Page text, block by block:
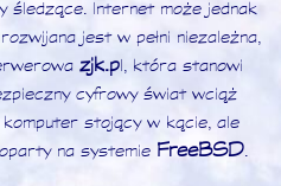
Internet może jednak
jest w pełni niezależna,
zjk.pl, która stanowi
cyfrowy świat wciąż
stojący w kącie, ale
na systemie FreeBSD.